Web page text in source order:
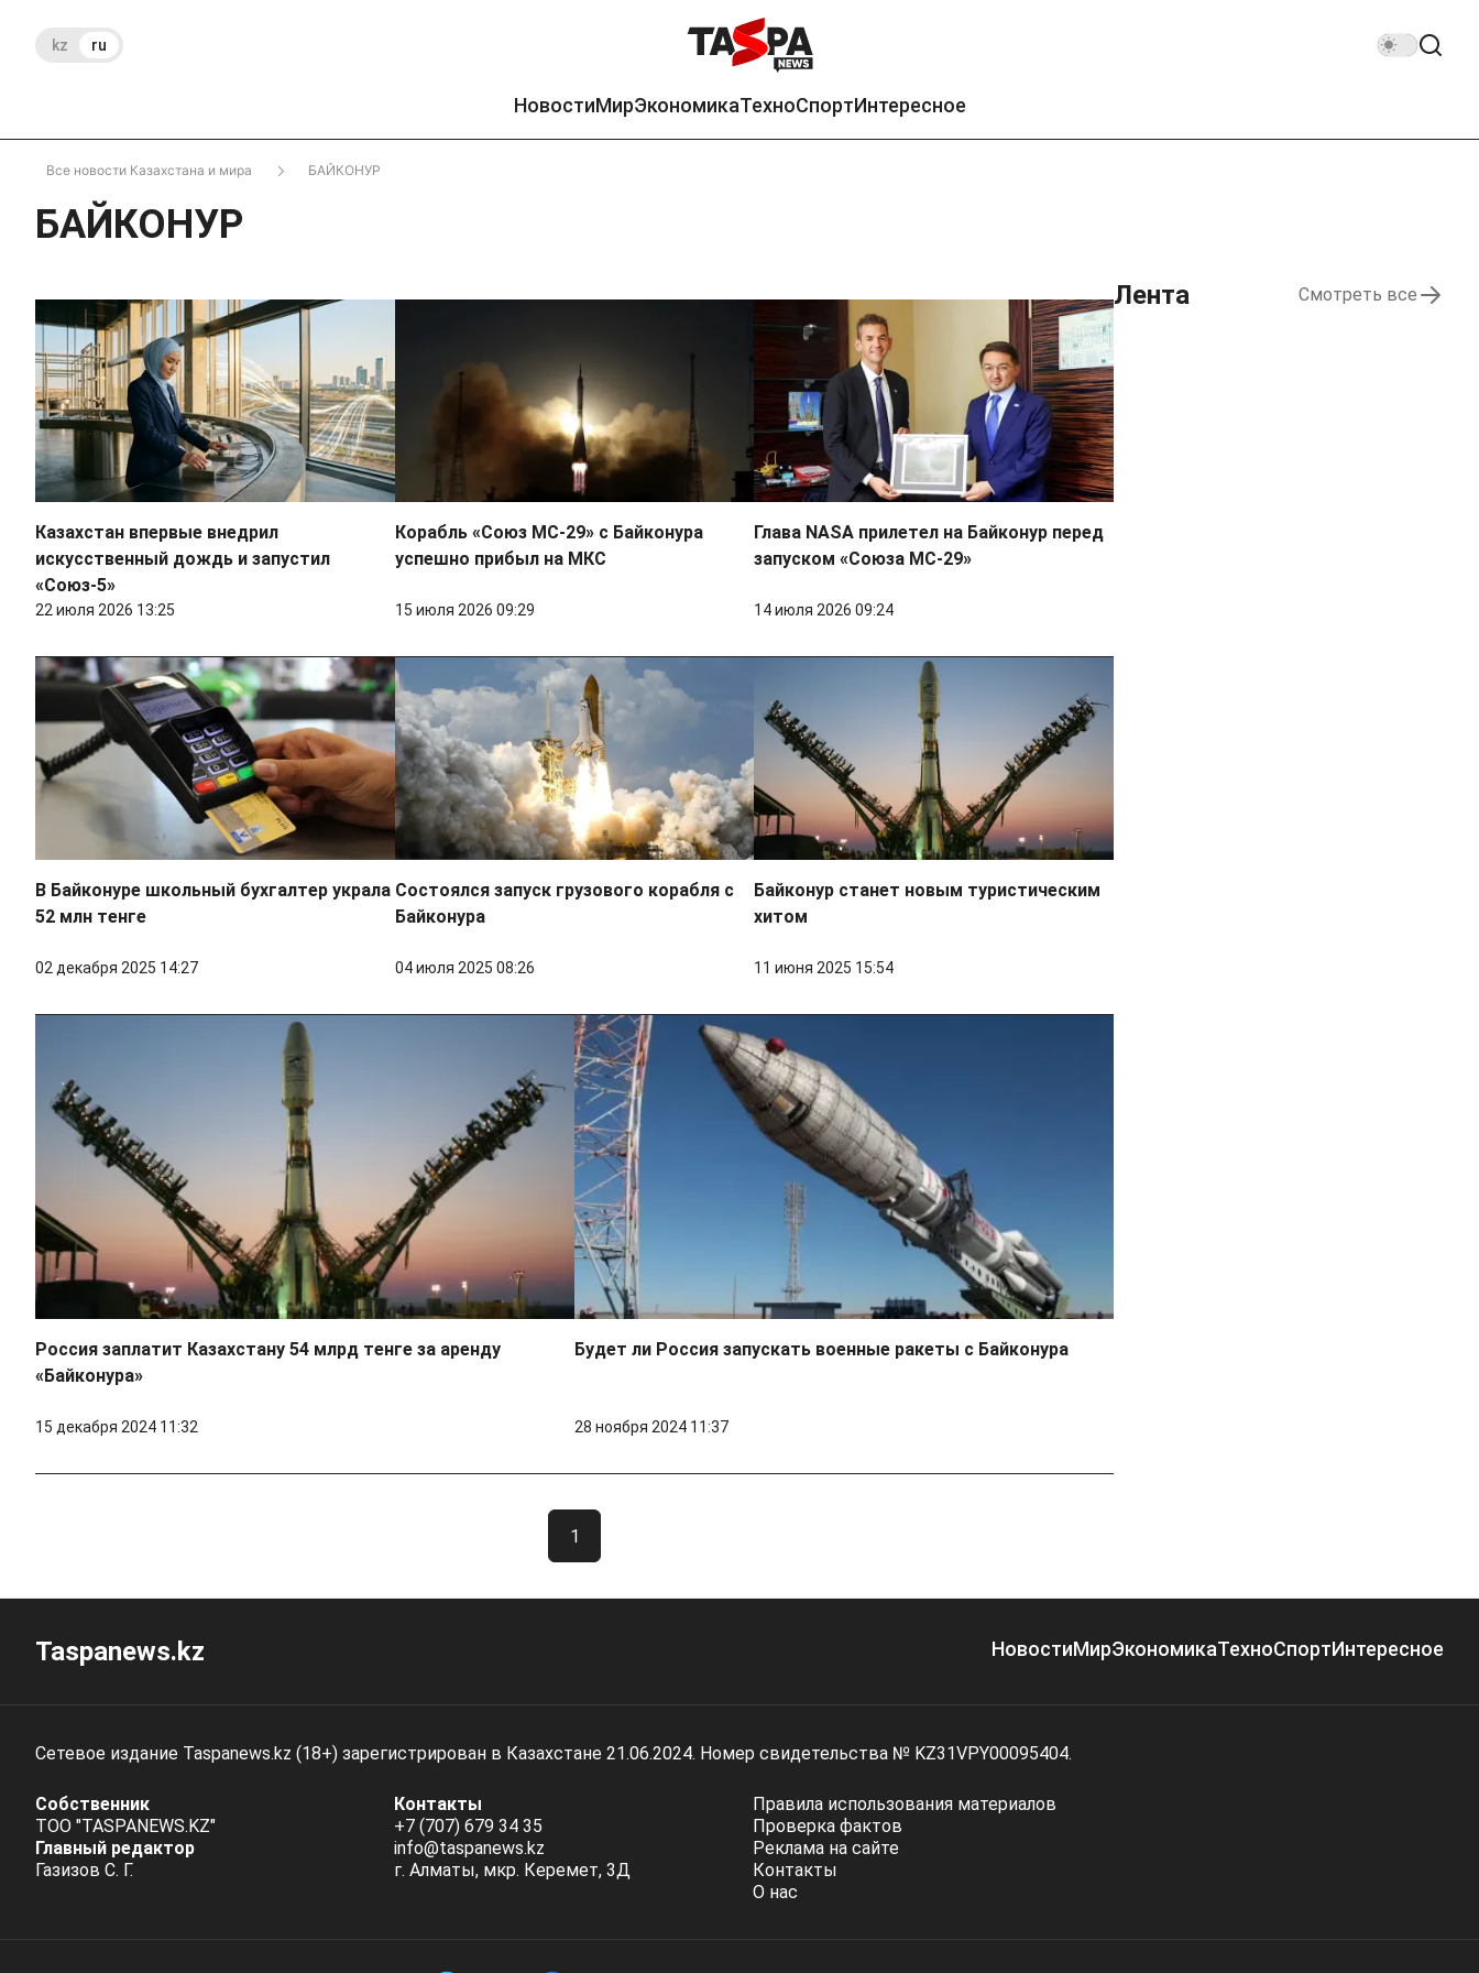
kz ru
НовостиМирЭкономикаТехноСпортИнтересное
Все новости Казахстана и мира БАЙКОНУР
БАЙКОНУР
Казахстан впервые внедрил
искусственный дождь и запустил
«Союз-5»
22 июля 2026 13:25
Корабль «Союз МС-29» с Байконура
успешно прибыл на МКС
15 июля 2026 09:29
Глава NASA прилетел на Байконур перед
запуском «Союза МС-29»
14 июля 2026 09:24
В Байконуре школьный бухгалтер украла
52 млн тенге
02 декабря 2025 14:27
Состоялся запуск грузового корабля с
Байконура
04 июля 2025 08:26
Байконур станет новым туристическим
хитом
11 июня 2025 15:54
Россия заплатит Казахстану 54 млрд тенге за аренду
«Байконура»
15 декабря 2024 11:32
Будет ли Россия запускать военные ракеты с Байконура
28 ноября 2024 11:37
1
Лента Смотреть все
Taspanews.kz НовостиМирЭкономикаТехноСпортИнтересное
Сетевое издание Taspanews.kz (18+) зарегистрирован в Казахстане 21.06.2024. Номер свидетельства № KZ31VPY00095404.
Собственник
ТОО "TASPANEWS.KZ"
Главный редактор
Газизов С. Г.
Контакты
+7 (707) 679 34 35
info@taspanews.kz
г. Алматы, мкр. Керемет, 3Д
Правила использования материалов
Проверка фактов
Реклама на сайте
Контакты
О нас